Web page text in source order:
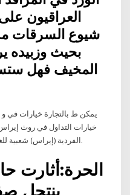
العراقيون
شيوع السرقات
بحيث وزبيده
المخيف فهل
يمكن ط بالتجارة خيارات في و
خيارات التداول في روث
الفردية (إيراس) شعبية للغاية على مدى السنوات القليلة الماضية.
الحرة:أثارت
ينتحل